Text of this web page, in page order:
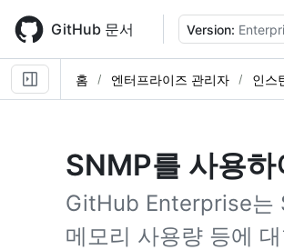
main
content
GitHub 문서 Version:
홈 엔터프라이즈 관리자 인스
SNMP를 사용하
GitHub Enterprise는
메모리 사용량 등에